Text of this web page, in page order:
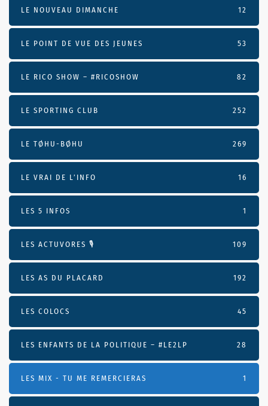
LE NOUVEAU DIMANCHE 12
LE POINT DE VUE DES JEUNES 53
LE RICO SHOW – #RICOSHOW 82
LE SPORTING CLUB 252
LE TØHU-BØHU 269
LE VRAI DE L’INFO 16
LES 5 INFOS 1
LES ACTUVORES 🎙 109
LES AS DU PLACARD 192
LES COLOCS 45
LES ENFANTS DE LA POLITIQUE – #LE2LP 28
LES MIX - TU ME REMERCIERAS 1